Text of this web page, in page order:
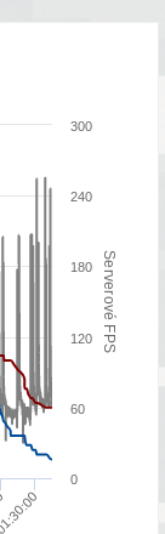
Serverové FPS
0
60
120
180
240
300